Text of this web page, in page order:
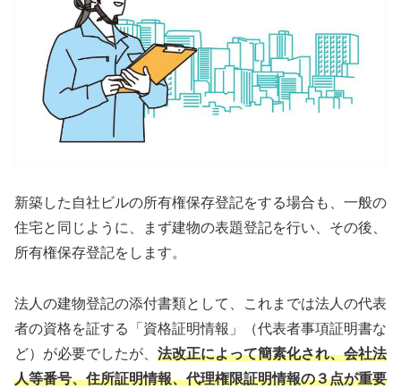
新築した自社ビルの所有権保存登記をする場合も、一般の
住宅と同じように、まず建物の表題登記を行い、その後、
所有権保存登記をします。
法人の建物登記の添付書類として、これまでは法人の代表
者の資格を証する「資格証明情報」（代表者事項証明書な
ど）が必要でしたが、 法改正によって簡素化され、会社法
人等番号、住所証明情報、代理権限証明情報の３点が重要